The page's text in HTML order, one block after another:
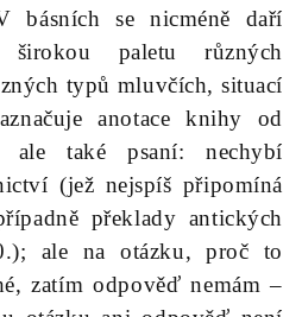
básních se nicméně daří
širokou paletu různých
typů mluvčích, situací
anotace knihy od
ale také psaní: nechybí
(jež nejspíš připomíná
překlady antických
ale na otázku, proč to
zatím odpověď nemám –